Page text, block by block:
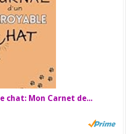
chat: Mon Carnet de...